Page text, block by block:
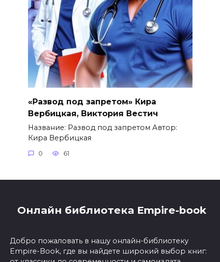
«Развод под запретом» Кира
Вербицкая, Виктория Вестич
Название: Развод под запретом Автор:
Кира Вербицкая
0 61
Онлайн библиотека Empire-book
Добро пожаловать в нашу онлайн-библиотеку
Empire-Book, где вы найдете широкий выбор книг: